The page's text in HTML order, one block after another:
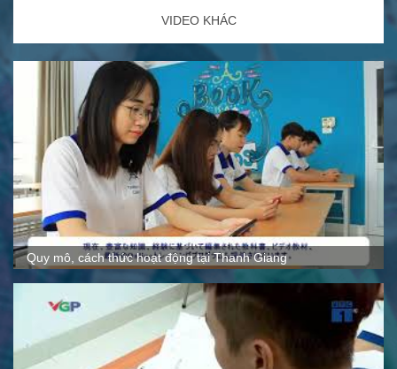
VIDEO KHÁC
Quy mô, cách thức hoạt động tại Thanh Giang